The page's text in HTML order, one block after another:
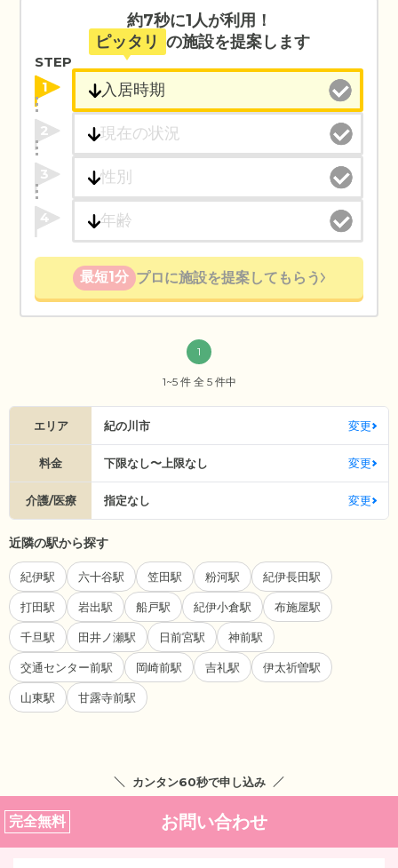
約7秒に1人が利用！
ピッタリ の施設を提案します
STEP
1
2
3
4
最短1分 プロに施設を提案してもらう
1
1~5 件 全 5 件中
エリア 紀の川市 変更
料金 下限なし〜上限なし 変更
介護/医療 指定なし 変更
近隣の駅から探す
紀伊駅 六十谷駅 笠田駅 粉河駅 紀伊長田駅
打田駅 岩出駅 船戸駅 紀伊小倉駅 布施屋駅
千旦駅 田井ノ瀬駅 日前宮駅 神前駅
交通センター前駅 岡崎前駅 吉礼駅 伊太祈曽駅
山東駅 甘露寺前駅
カンタン60秒で申し込み
完全無料 お問い合わせ